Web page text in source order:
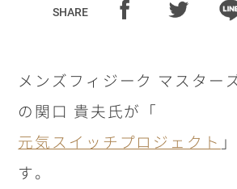
SHARE
メンズフィジーク マスター
の関口 貴夫氏が「
元気スイッチプロジェクト
す。